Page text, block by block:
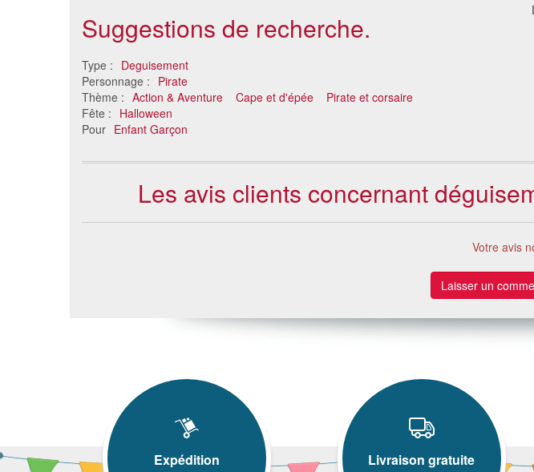
Suggestions de recherche.
Type : Deguisement
Personnage : Pirate
Thème : Action & Aventure Cape et d'épée
Pirate et corsaire
Fête : Halloween
Pour Enfant Garçon
pirate pour enfant
27 €
enfant. 1er prix
Les avis clients concernant
Votre avis
Laisser un
Expédition
Livraison gratuite